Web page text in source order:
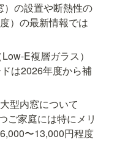
）の設置や断熱性の
）の最新情報では
E複層ガラス）
は2026年度から補
型内窓について
ご家庭には特にメリ
〜13,000円程度